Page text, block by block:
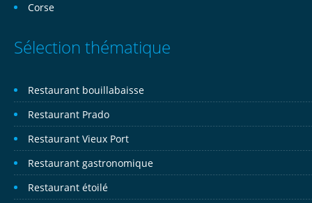
Corse
Sélection thématique
Restaurant bouillabaisse
Restaurant Prado
Restaurant Vieux Port
Restaurant gastronomique
Restaurant étoilé